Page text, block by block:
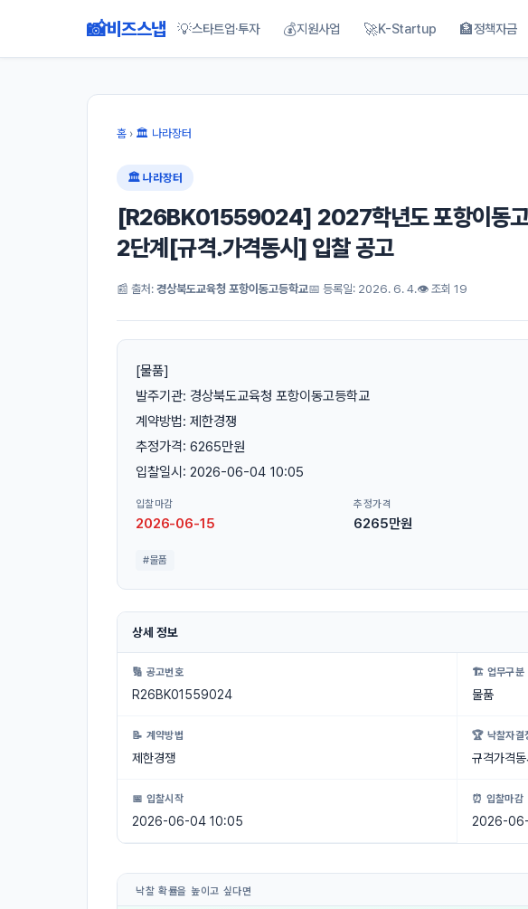
📸비즈스냅 💡스타트업·투자 💰지원사업 🚀K-Startup 🏦정책자금
홈 › 🏛 나라장터
🏛 나라장터
[R26BK01559024] 2027학년도 포항이동고
2단계[규격․가격동시] 입찰 공고
📰 출처: 경상북도교육청 포항이동고등학교📅 등록일: 2026. 6. 4.👁 조회 19
[물품]
발주기관: 경상북도교육청 포항이동고등학교
계약방법: 제한경쟁
추정가격: 6265만원
입찰일시: 2026-06-04 10:05
입찰마감
2026-06-15
추정가격
6265만원
#물품
상세 정보
🔢 공고번호
R26BK01559024
🏗 업무구분
물품
📝 계약방법
제한경쟁
🏆 낙찰자결
규격가격
📅 입찰시작
2026-06-04 10:05
⏰ 입찰마감
2026-
낙찰 확률을 높이고 싶다면